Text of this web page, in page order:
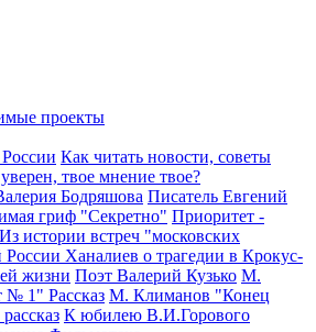
проекты
Как читать новости, советы
твое мнение твое?
Бодряшова Писатель Евгений
гриф "Секретно" Приоритет -
Из истории встреч "московских
России Ханалиев о трагедии в Крокус-
жизни Поэт Валерий Кузько М.
1" Рассказ М. Климанов "Конец
К юбилею В.И.Горового